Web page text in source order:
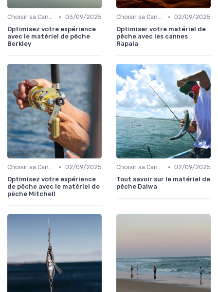
Choisir sa Canne et son Équipement • 03/09/2025
Optimisez votre expérience
avec le matériel de pêche
Berkley
Choisir sa Canne et son Équipement • 02/09/2025
Optimiser votre matériel de
pêche avec les cannes
Rapala
Choisir sa Canne et son Équipement • 02/09/2025
Optimisez votre expérience
de pêche avec le matériel de
pêche Mitchell
Choisir sa Canne et son Équipement • 02/09/2025
Tout savoir sur le matériel de
pêche Daiwa